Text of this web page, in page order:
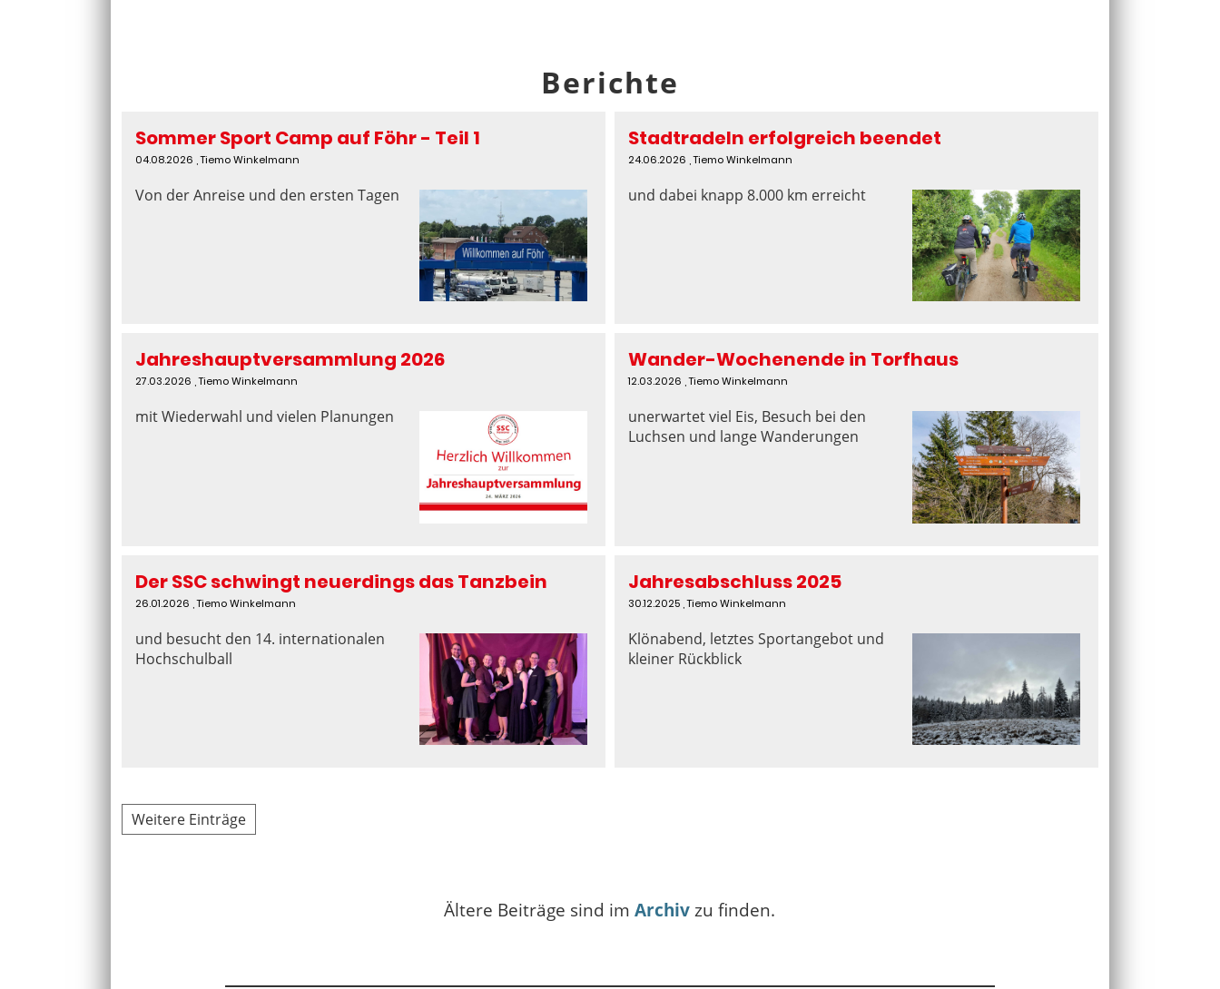
Berichte
Sommer Sport Camp auf Föhr - Teil 1
04.08.2026 , Tiemo Winkelmann
Von der Anreise und den ersten Tagen
Stadtradeln erfolgreich beendet
24.06.2026 , Tiemo Winkelmann
und dabei knapp 8.000 km erreicht
Jahreshauptversammlung 2026
27.03.2026 , Tiemo Winkelmann
mit Wiederwahl und vielen Planungen
Wander-Wochenende in Torfhaus
12.03.2026 , Tiemo Winkelmann
unerwartet viel Eis, Besuch bei den
Luchsen und lange Wanderungen
Der SSC schwingt neuerdings das Tanzbein
26.01.2026 , Tiemo Winkelmann
und besucht den 14. internationalen
Hochschulball
Jahresabschluss 2025
30.12.2025, Tiemo Winkelmann
Klönabend, letztes Sportangebot und
kleiner Rückblick
Weitere Einträge
Ältere Beiträge sind imArchiv zu finden.